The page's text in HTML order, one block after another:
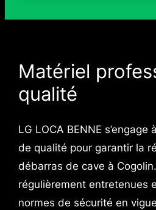
Matériel
qualité
LG LOCA BENNE
de qualité pour garantir la
débarras de cave à
régulièrement entretenues
normes de sécurité en